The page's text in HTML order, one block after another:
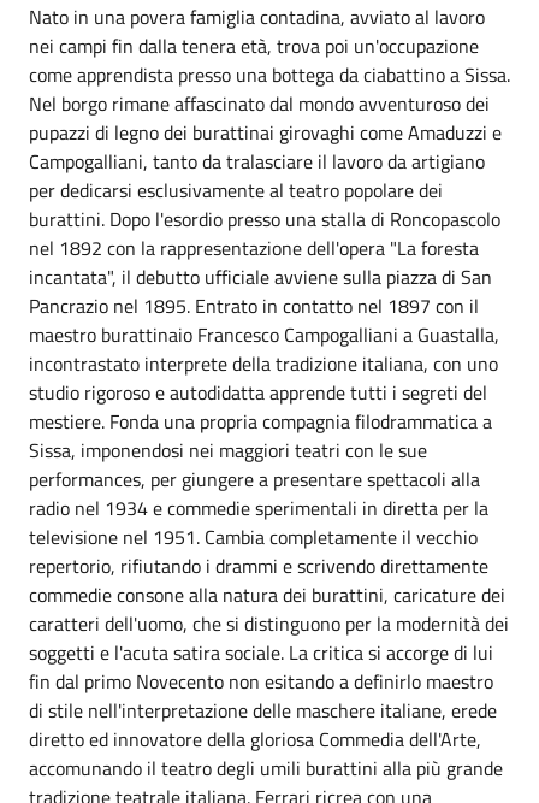
Nato in una povera famiglia contadina, avviato al lavoro
nei campi fin dalla tenera età, trova poi un'occupazione
come apprendista presso una bottega da ciabattino a Sissa.
Nel borgo rimane affascinato dal mondo avventuroso dei
pupazzi di legno dei burattinai girovaghi come Amaduzzi e
Campogalliani, tanto da tralasciare il lavoro da artigiano
per dedicarsi esclusivamente al teatro popolare dei
burattini. Dopo l'esordio presso una stalla di Roncopascolo
nel 1892 con la rappresentazione dell'opera "La foresta
incantata", il debutto ufficiale avviene sulla piazza di San
Pancrazio nel 1895. Entrato in contatto nel 1897 con il
maestro burattinaio Francesco Campogalliani a Guastalla,
incontrastato interprete della tradizione italiana, con uno
studio rigoroso e autodidatta apprende tutti i segreti del
mestiere. Fonda una propria compagnia filodrammatica a
Sissa, imponendosi nei maggiori teatri con le sue
performances, per giungere a presentare spettacoli alla
radio nel 1934 e commedie sperimentali in diretta per la
televisione nel 1951. Cambia completamente il vecchio
repertorio, rifiutando i drammi e scrivendo direttamente
commedie consone alla natura dei burattini, caricature dei
caratteri dell'uomo, che si distinguono per la modernità dei
soggetti e l'acuta satira sociale. La critica si accorge di lui
fin dal primo Novecento non esitando a definirlo maestro
di stile nell'interpretazione delle maschere italiane, erede
diretto ed innovatore della gloriosa Commedia dell'Arte,
accomunando il teatro degli umili burattini alla più grande
tradizione teatrale italiana. Ferrari ricrea con una